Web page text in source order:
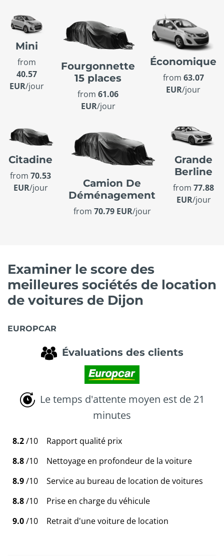
Mini
from
40.57
EUR/jour
Fourgonnette
15 places
from 61.06
EUR/jour
Économique
from 63.07
EUR/jour
Citadine
from 70.53
EUR/jour
Camion De
Déménagement
from 70.79 EUR/jour
Grande
Berline
from 77.88
EUR/jour
Examiner le score des
meilleures sociétés de location
de voitures de Dijon
EUROPCAR
Évaluations des clients
Le temps d'attente moyen est de 21
minutes
8.2/10
Rapport qualité prix
8.8/10
Nettoyage en profondeur de la voiture
8.9/10
Service au bureau de location de voitures
8.8/10
Prise en charge du véhicule
9.0/10 Retrait d'une voiture de location